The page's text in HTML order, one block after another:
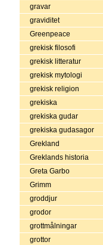
gravar
graviditet
Greenpeace
grekisk filosofi
grekisk litteratur
grekisk mytologi
grekisk religion
grekiska
grekiska gudar
grekiska gudasagor
Grekland
Greklands historia
Greta Garbo
Grimm
groddjur
grodor
grottmålningar
grottor